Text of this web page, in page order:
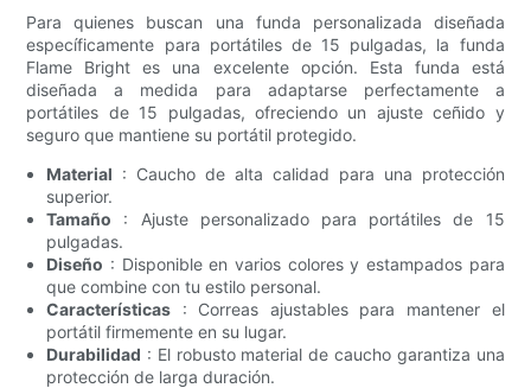
Para quienes buscan una funda personalizada diseñada
específicamente para portátiles de 15 pulgadas, la funda
Flame Bright es una excelente opción. Esta funda está
diseñada a medida para adaptarse perfectamente a
portátiles de 15 pulgadas, ofreciendo un ajuste ceñido y
seguro que mantiene su portátil protegido.
Material : Caucho de alta calidad para una protección
superior.
Tamaño : Ajuste personalizado para portátiles de 15
pulgadas.
Diseño : Disponible en varios colores y estampados para
que combine con tu estilo personal.
Características : Correas ajustables para mantener el
portátil firmemente en su lugar.
Durabilidad : El robusto material de caucho garantiza una
protección de larga duración.